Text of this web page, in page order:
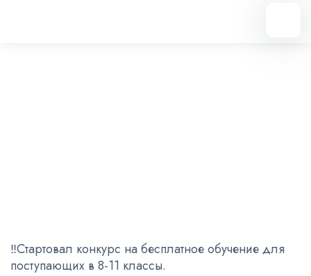
‼️Стартовал конкурс на бесплатное обучение для
поступающих в 8-11 классы.